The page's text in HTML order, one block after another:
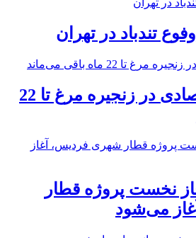
تندباد در تهران
اثر شوک‌های اقتصادی در زنجیره مرغ تا 22
نخست پروژه قطار
می‌شود